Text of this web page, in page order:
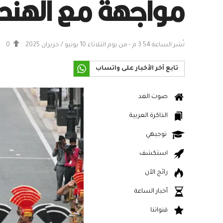
نُشر الساعة 3:54 م - من يوم الثلاثاء 10 يونيو / حزيران 2025 0
تابع آخر الأخبار على واتساب
صوت الغد
الذاكرة العربية
توجيهي
استكشف
رائج الآن
أخبار الساعة
قنواتنا